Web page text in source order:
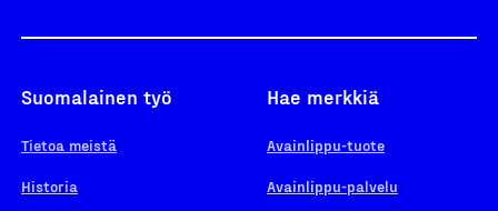
Suomalainen työ
Tietoa meistä
Historia
Hae merkkiä
Avainlippu-tuote
Avainlippu-palvelu